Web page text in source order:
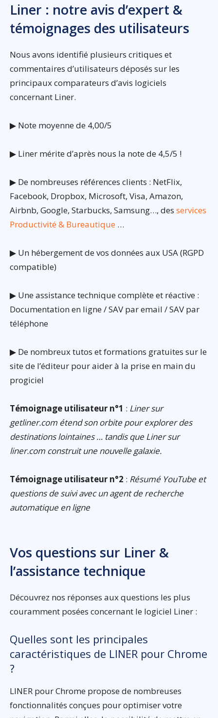
Liner : notre avis d’expert &
témoignages des utilisateurs
Nous avons identifié plusieurs critiques et
commentaires d’utilisateurs déposés sur les
principaux comparateurs d’avis logiciels
concernant Liner.
▶ Note moyenne de 4,00/5
▶ Liner mérite d’après nous la note de 4,5/5 !
▶ De nombreuses références clients : NetFlix,
Facebook, Dropbox, Microsoft, Visa, Amazon,
Airbnb, Google, Starbucks, Samsung…, des services
Productivité & Bureautique …
▶ Un hébergement de vos données aux USA (RGPD
compatible)
▶ Une assistance technique complète et réactive :
Documentation en ligne / SAV par email / SAV par
téléphone
▶ De nombreux tutos et formations gratuites sur le
site de l’éditeur pour aider à la prise en main du
progiciel
Témoignage utilisateur n°1 : Liner sur
getliner.com étend son orbite pour explorer des
destinations lointaines … tandis que Liner sur
liner.com construit une nouvelle galaxie.
Témoignage utilisateur n°2 : Résumé YouTube et
questions de suivi avec un agent de recherche
automatique en ligne
Vos questions sur Liner &
l’assistance technique
Découvrez nos réponses aux questions les plus
couramment posées concernant le logiciel Liner :
Quelles sont les principales
caractéristiques de LINER pour Chrome
?
LINER pour Chrome propose de nombreuses
fonctionnalités conçues pour optimiser votre